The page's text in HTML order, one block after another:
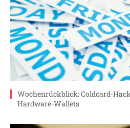
Wochenrückblick: Coldcard-
Hardware-Wallets